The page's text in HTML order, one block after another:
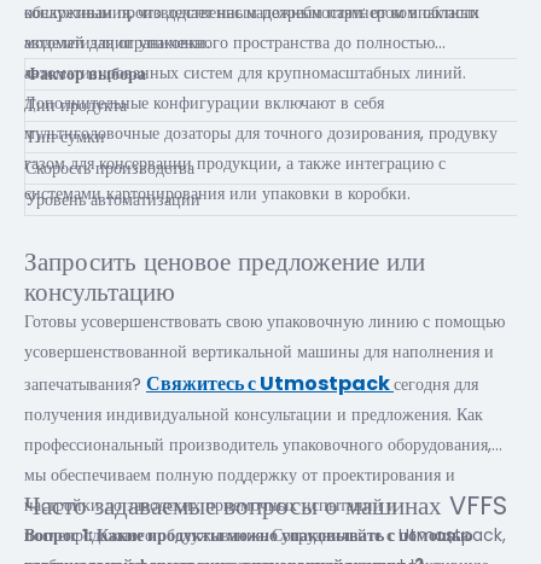
обслуживания, что делает нас надежным партнером в области
автоматизации упаковки.
конкретным производственным потребностям: от компактных
моделей для ограниченного пространства до полностью
автоматизированных систем для крупномасштабных линий.
Дополнительные конфигурации включают в себя
мультиголовочные дозаторы для точного дозирования, продувку
газом для консервации продукции, а также интеграцию с
системами картонирования или упаковки в коробки.
Фактор выбора
Тип продукта
Тип сумки
Скорость производства
Уровень автоматизации
Запросить ценовое предложение или
консультацию
Готовы усовершенствовать свою упаковочную линию с помощью
усовершенствованной вертикальной машины для наполнения и
запечатывания? Свяжитесь с Utmostpackсегодня для
получения индивидуальной консультации и предложения. Как
профессиональный производитель упаковочного оборудования,
мы обеспечиваем полную поддержку от проектирования и
настройки до заводских приемочных испытаний и
послепродажного обслуживания. Сотрудничайте с Utmostpack,
Часто задаваемые вопросы о машинах VFFS
Вопрос 1: Какие продукты можно упаковывать с помощью